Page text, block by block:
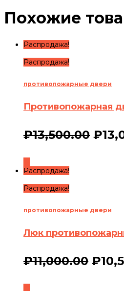
Похожие
Распродажа!
Распродажа!
противопожарные двери
Противопожарная
₽13,500.00 ₽
Распродажа!
Распродажа!
противопожарные двери
Люк
₽11,000.00 ₽